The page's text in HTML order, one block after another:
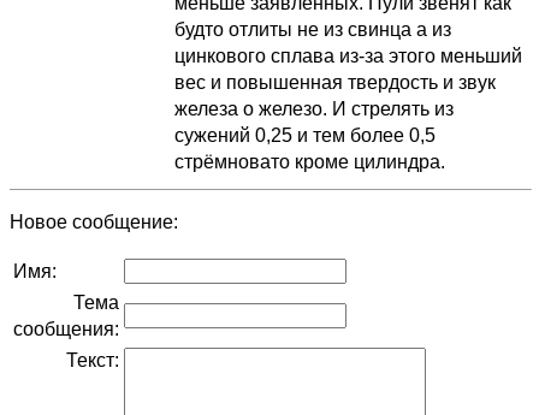
будто отлиты не из свинца а из
цинкового сплава из-за этого меньший
вес и повышенная твердость и звук
железа о железо. И стрелять из
сужений 0,25 и тем более 0,5
стрёмновато кроме цилиндра.
Новое сообщение:
Имя:
Тема
сообщения:
Текст: